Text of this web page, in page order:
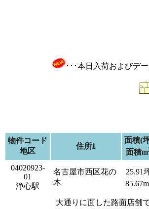
･･･本日入荷およびデ
物件コード
地区
住所1
面積(
面積m
04020923-
01
浄心駅
名古屋市西区花の
木
25.91
85.67m
大通りに面した路面店舗